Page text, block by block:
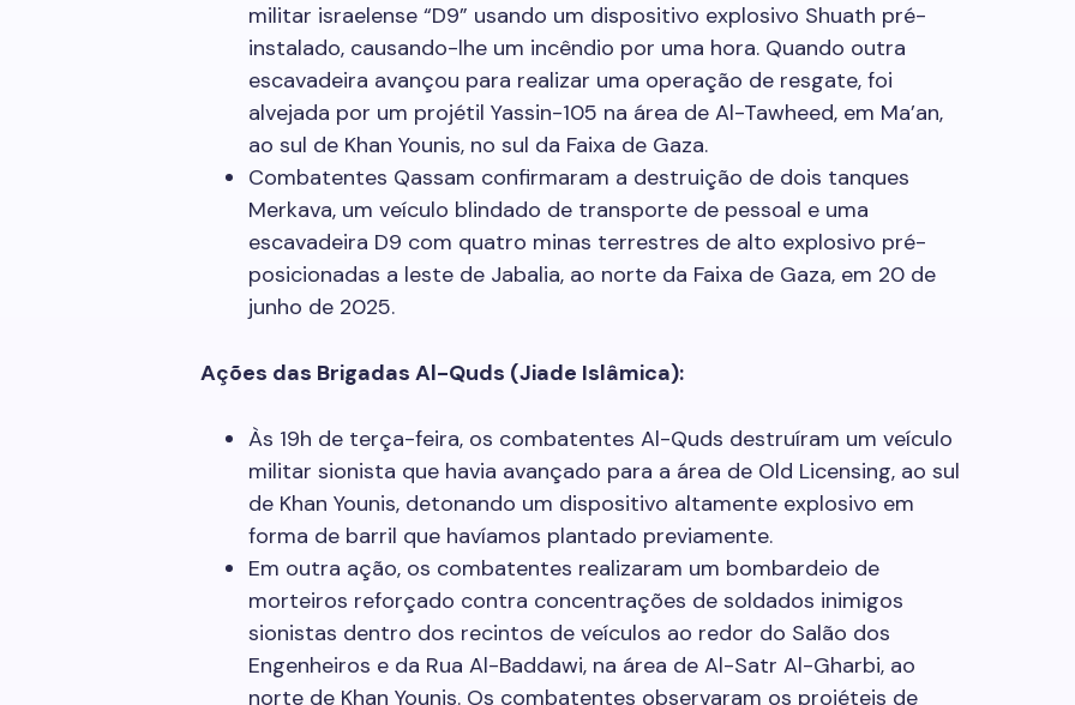
militar israelense “D9” usando um dispositivo explosivo Shuath pré-
instalado, causando-lhe um incêndio por uma hora. Quando outra
escavadeira avançou para realizar uma operação de resgate, foi
alvejada por um projétil Yassin-105 na área de Al-Tawheed, em Ma’an,
ao sul de Khan Younis, no sul da Faixa de Gaza.
Combatentes Qassam confirmaram a destruição de dois tanques
Merkava, um veículo blindado de transporte de pessoal e uma
escavadeira D9 com quatro minas terrestres de alto explosivo pré-
posicionadas a leste de Jabalia, ao norte da Faixa de Gaza, em 20 de
junho de 2025.
Ações das Brigadas Al-Quds (Jiade Islâmica):
Às 19h de terça-feira, os combatentes Al-Quds destruíram um veículo
militar sionista que havia avançado para a área de Old Licensing, ao sul
de Khan Younis, detonando um dispositivo altamente explosivo em
forma de barril que havíamos plantado previamente.
Em outra ação, os combatentes realizaram um bombardeio de
morteiros reforçado contra concentrações de soldados inimigos
sionistas dentro dos recintos de veículos ao redor do Salão dos
Engenheiros e da Rua Al-Baddawi, na área de Al-Satr Al-Gharbi, ao
norte de Khan Younis. Os combatentes observaram os projéteis de